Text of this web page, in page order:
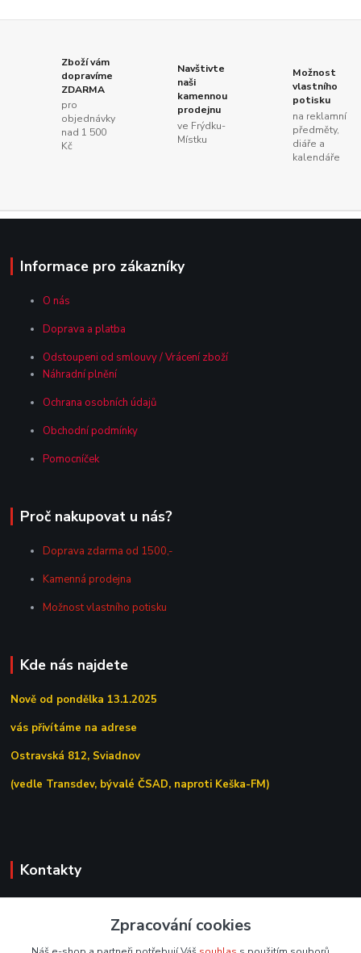
Zboží vám
dopravíme
ZDARMA
pro
objednávky
nad 1 500
Kč
Navštivte
naši
kamennou
prodejnu
ve Frýdku-
Místku
Možnost
vlastního
potisku
na reklamní
předměty,
diáře a
kalendáře
Informace pro zákazníky
O nás
Doprava a platba
Odstoupeni od smlouvy / Vrácení zboží
Náhradní plnění
Ochrana osobních údajů
Obchodní podmínky
Pomocníček
Proč nakupovat u nás?
Doprava zdarma od 1500,-
Kamenná prodejna
Možnost vlastního potisku
Kde nás najdete
Nově od pondělka 13.1.2025
vás přivítáme na adrese
Ostravská 812, Sviadnov
(vedle Transdev, bývalé ČSAD, naproti Keška-FM)
Kontakty
Zpracování cookies